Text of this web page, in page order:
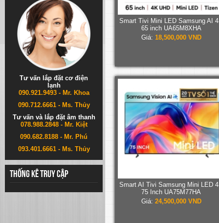
Tư vấn lắp đặt cơ điện
lạnh
090.921.9493 - Mr. Khoa
090.712.6661 - Ms. Thủy
Tư vấn và lắp đặt âm thanh
078.988.2848 - Mr. Kiệt
090.682.8188 - Mr. Phú
093.401.6661 - Ms. Thủy
Thống kê truy cập
Smart Tivi Mini LED Samsung AI
65 inch UA65M8XHA
Giá: 18,500,000 VND
Smart AI Tivi Samsung Mini LED
75 Inch UA75M77HA
Giá: 24,500,000 VND